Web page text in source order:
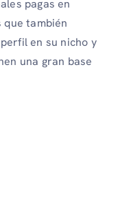
pagas en
también
en su nicho y
una gran base